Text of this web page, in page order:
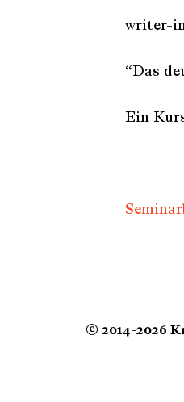
writer-
“Das
Ein
© 2014-2026
S
a
h